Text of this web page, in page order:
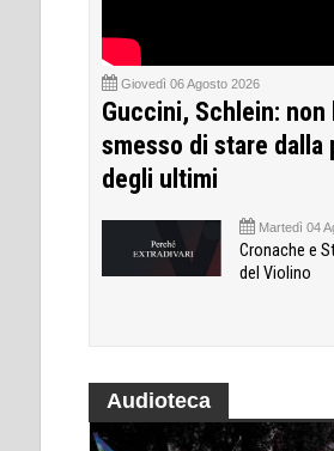
Giovedì 06 Agosto 2026
Guccini, Schlein: non
smesso di stare dalla
degli ultimi
Martedì 04
Cronache e
del Violino
Audioteca